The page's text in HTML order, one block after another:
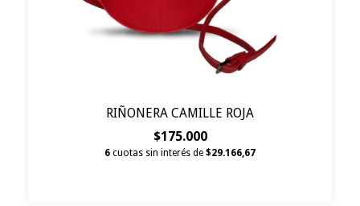
RIÑONERA CAMILLE ROJA
$175.000
6 cuotas sin interés de $29.166,67